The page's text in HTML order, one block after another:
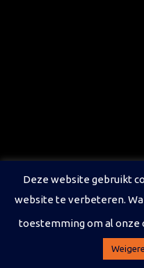
Deze website gebruikt
website te verbeteren.
toestemming om al onze